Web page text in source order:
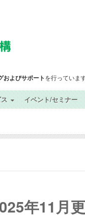
およびサポートを行っていま
ス イベント/セミナー
年11月更